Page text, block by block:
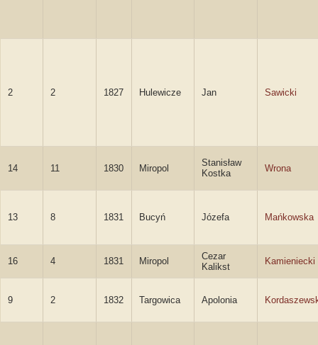
2 2 1827 Hulewicze Jan Sawicki
14 11 1830 Miropol
Stanisław
Kostka
Wrona
13 8 1831 Bucyń Józefa Mańkowska
16 4 1831 Miropol
Cezar
Kalikst
Kamieniecki
9 2 1832 Targowica Apolonia